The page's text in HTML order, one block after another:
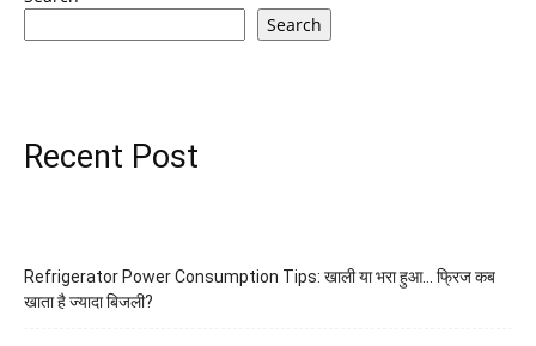
Search
Recent Post
Refrigerator Power Consumption Tips: खाली या भरा हुआ… फ्रिज कब
खाता है ज्यादा बिजली?